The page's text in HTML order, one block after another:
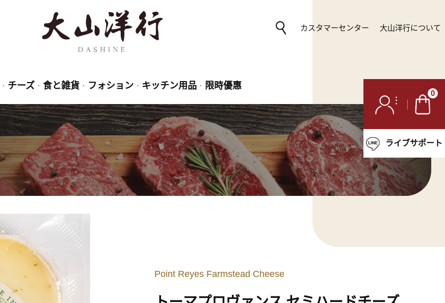
カスタマーセンター 大山洋行について
チーズ 食と雑貨 フォション キッチン用品 限時優惠
0
ライブサポート
Point Reyes Farmstead Cheese